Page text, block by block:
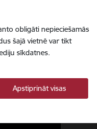
obligāti nepieciešamās
šajā vietnē var tikt
sīkdatnes.
Apstiprināt visas